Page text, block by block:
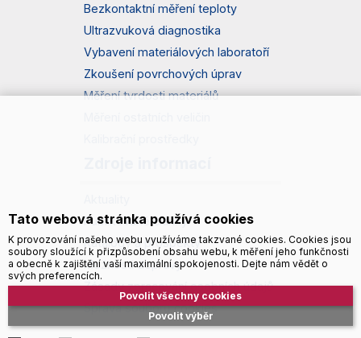
Bezkontaktní měření teploty
Ultrazvuková diagnostika
Vybavení materiálových laboratoří
Zkoušení povrchových úprav
Měření tvrdosti materiálů
Publikované články
Katalogy a prospekty
Možnosti dopravy
Zásady zpracování osobních údajů
Správa souborů cookies
Tato webová stránka používá cookies
K provozování našeho webu využíváme takzvané cookies. Cookies jsou
soubory sloužící k přizpůsobení obsahu webu, k měření jeho funkčnosti
a obecně k zajištění vaší maximální spokojenosti. Dejte nám vědět o
svých preferencích.
Povolit výběr
Povolit všechny cookies